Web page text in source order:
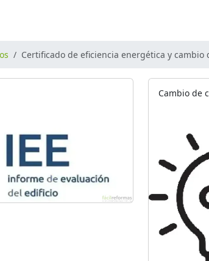
Certificado de eficiencia energética y cambio
Cambio de